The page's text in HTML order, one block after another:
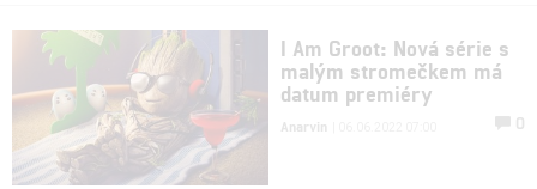
I Am Groot: Nová série s
malým stromečkem má
datum premiéry
Anarvin 0